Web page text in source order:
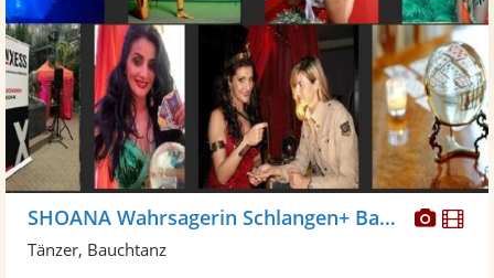
SHOANA Wahrsagerin Schlangen+ Bauchtanz
Tänzer, Bauchtanz